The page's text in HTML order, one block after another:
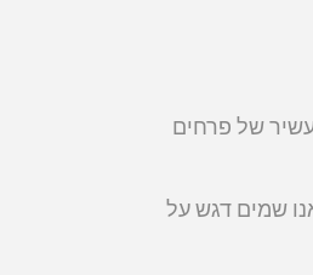
להציע מבחר עשיר של פרחים
שמים דגש על